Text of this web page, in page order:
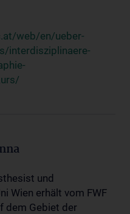
web/en/ueber-
interdisziplinaere-
und
Wien erhält vom FWF
dem Gebiet der